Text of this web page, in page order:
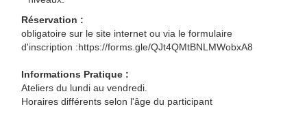
Réservation :
obligatoire sur le site internet ou via le formulaire
d'inscription :https://forms.gle/QJt4QMtBNLMWobxA8
Informations Pratique :
Ateliers du lundi au vendredi.
Horaires différents selon l'âge du participant